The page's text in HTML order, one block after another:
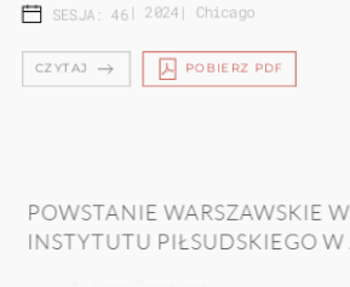
SESJA: 46| 2024 | Chicago
CZYTAJ POBIERZ PDF
POWSTANIE WARSZAWSKIE
INSTYTUTU PIŁSUDSKIEGO W